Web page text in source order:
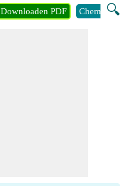
🔍
Downloaden PDF Chemie